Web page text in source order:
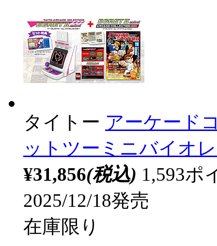
タイトー アーケード
ットツーミニバイオ
¥31,856(税込) 1,593ポ
2025/12/18発売
在庫限り